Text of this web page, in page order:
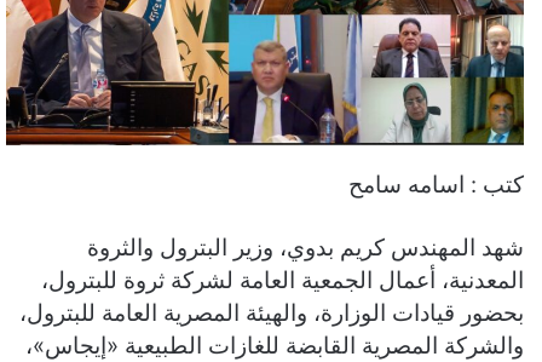
كتب : اسامه سامح
شهد المهندس كريم بدوي، وزير البترول والثروة
المعدنية، أعمال الجمعية العامة لشركة ثروة للبترول،
بحضور قيادات الوزارة، والهيئة المصرية العامة للبترول،
والشركة المصرية القابضة للغازات الطبيعية «إيجاس»،